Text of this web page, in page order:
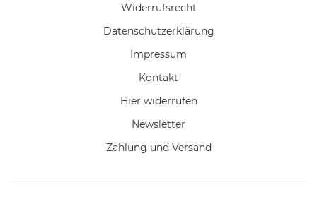
Widerrufs­recht
Daten­schutz­erklärung
Impressum
Kontakt
Hier widerrufen
Newsletter
Zahlung und Versand